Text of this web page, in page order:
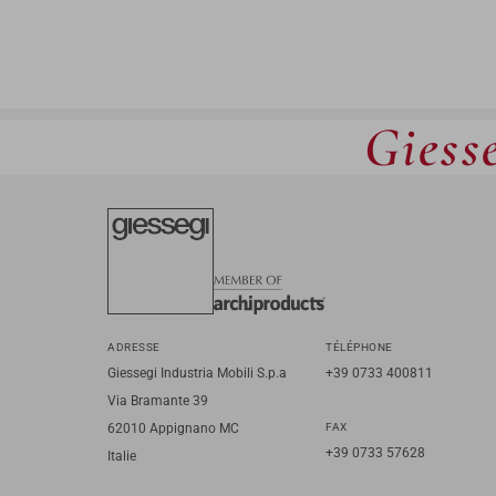
ADRESSE
Giessegi Industria Mobili S.p.a
Via Bramante 39
62010 Appignano MC
Italie
TÉLÉPHONE
+39 0733 400811
FAX
+39 0733 57628